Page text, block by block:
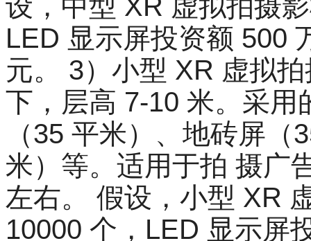
设，中型 XR 虚拟拍摄
LED 显示屏投资额 500
元。 3）小型 XR 虚拟
下，层高 7-10 米。采用
（35 平米）、地砖屏
米）等。适用于拍 摄广
左右。 假设，小型 XR
10000 个，LED 显示屏